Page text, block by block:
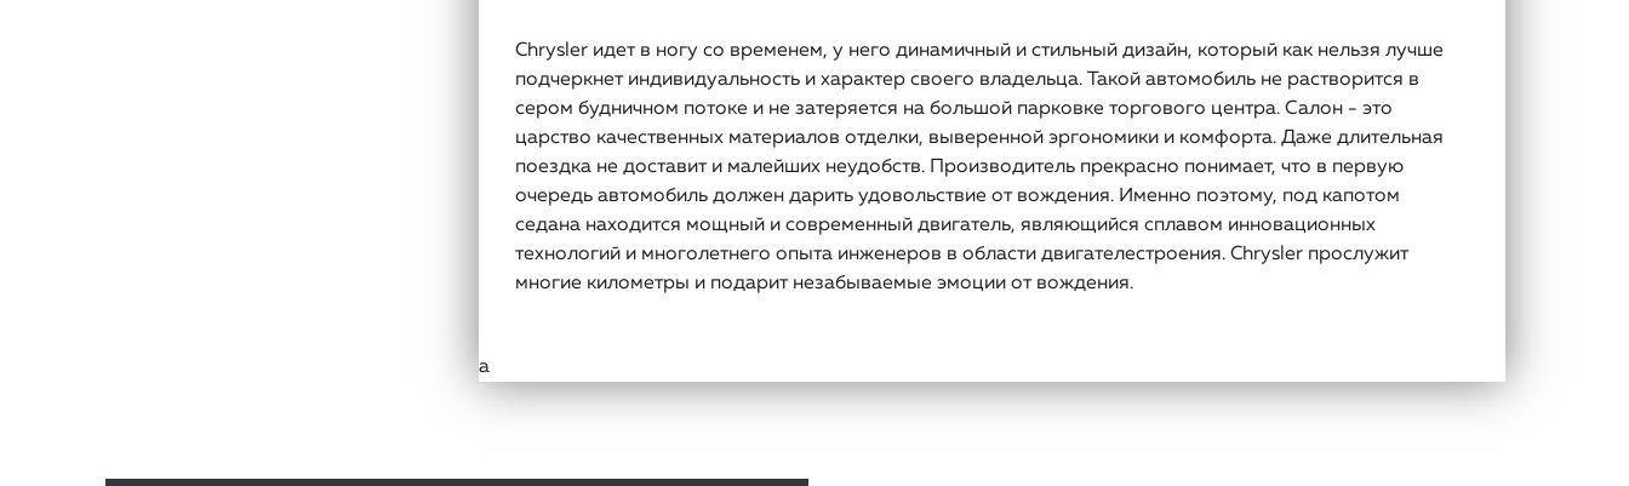
Chrysler идет в ногу со временем, у него динамичный и стильный дизайн, который как нельзя лучше
подчеркнет индивидуальность и характер своего владельца. Такой автомобиль не растворится в
сером будничном потоке и не затеряется на большой парковке торгового центра. Салон - это
царство качественных материалов отделки, выверенной эргономики и комфорта. Даже длительная
поездка не доставит и малейших неудобств. Производитель прекрасно понимает, что в первую
очередь автомобиль должен дарить удовольствие от вождения. Именно поэтому, под капотом
седана находится мощный и современный двигатель, являющийся сплавом инновационных
технологий и многолетнего опыта инженеров в области двигателестроения. Chrysler прослужит
многие километры и подарит незабываемые эмоции от вождения.
а